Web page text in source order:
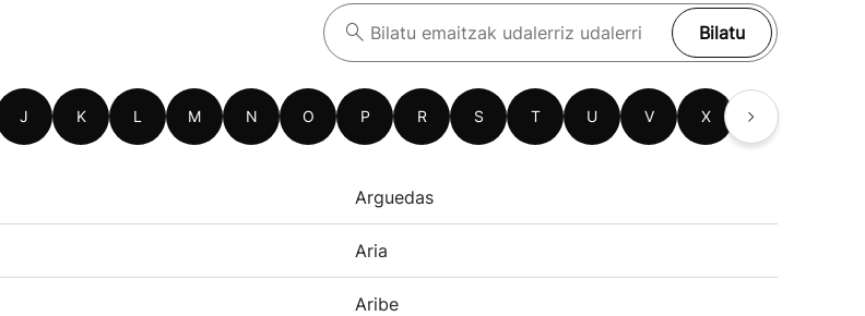
Bilatu
J K L M N O P R S T U V X
Arguedas
Aria
Aribe